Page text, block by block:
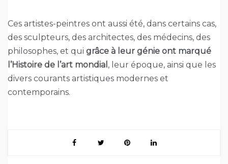
Ces artistes-peintres ont aussi été, dans certains cas,
des sculpteurs, des architectes, des médecins, des
philosophes, et qui grâce à leur génie ont marqué
l’Histoire de l’art mondial , leur époque, ainsi que les
divers courants artistiques modernes et
contemporains.